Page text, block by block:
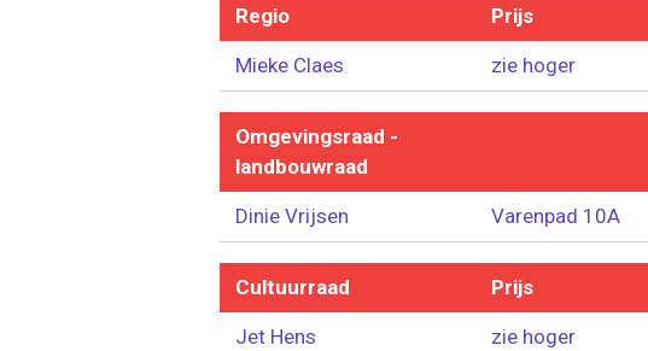
Regio Prijs
Mieke Claes zie hoger
Omgevingsraad -
landbouwraad
Dinie Vrijsen Varenpad 10A
Cultuurraad Prijs
Jet Hens zie hoger